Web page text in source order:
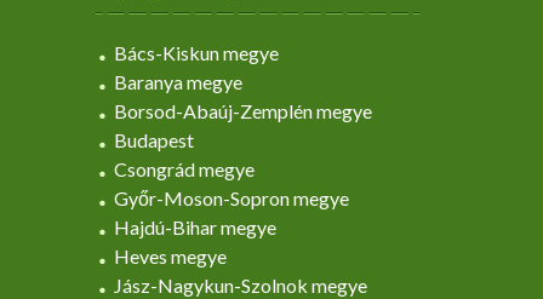
Bács-Kiskun megye
Baranya megye
Borsod-Abaúj-Zemplén megye
Budapest
Csongrád megye
Győr-Moson-Sopron megye
Hajdú-Bihar megye
Heves megye
Jász-Nagykun-Szolnok megye